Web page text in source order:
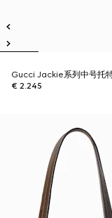
Gucci Jackie系列中号托
€ 2.245